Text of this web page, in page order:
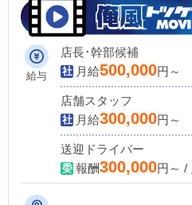
給与
店長･幹部候補
月給500,000円～
店舗スタッフ
月給300,000円～
送迎ドライバー
報酬300,000円～ /